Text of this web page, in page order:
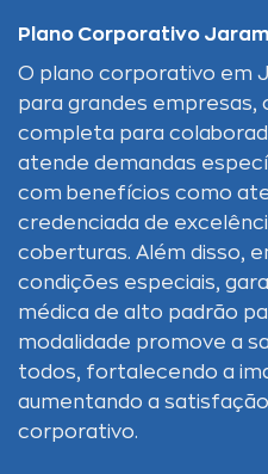
Plano Corporativo
O plano corporativo em
para grandes
completa para
atende demandas
com benefícios como
credenciada de
coberturas. Além disso,
condições especiais,
médica de alto padrão
modalidade promove a
todos, fortalecendo a
aumentando a
corporativo.